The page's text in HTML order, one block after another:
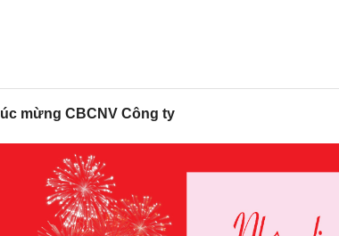
mừng CBCNV Công ty